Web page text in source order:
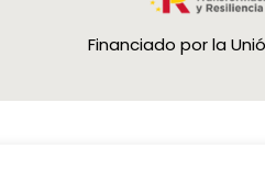
Financiado por la